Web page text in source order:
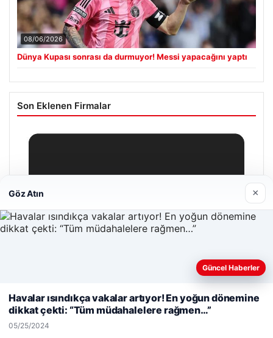
08/06/2026
Dünya Kupası sonrası da durmuyor! Messi yapacağını yaptı
Son Eklenen Firmalar
Web sitemizi nasıl kullandığınızı daha iyi anlayabilmek,
kullanıyoruz.Çerez Politikamız
Reddet
Göz Atın ×
Güncel Haberler
Havalar ısındıkça vakalar artıyor! En yoğun dönemine
dikkat çekti: “Tüm müdahalelere rağmen…”
05/25/2024